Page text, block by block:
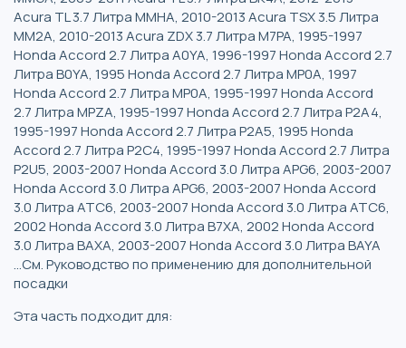
Acura TL 3.7 Литра MMHA, 2010-2013 Acura TSX 3.5 Литра
MM2A, 2010-2013 Acura ZDX 3.7 Литра M7PA, 1995-1997
Honda Accord 2.7 Литра A0YA, 1996-1997 Honda Accord 2.7
Литра B0YA, 1995 Honda Accord 2.7 Литра MP0A, 1997
Honda Accord 2.7 Литра MP0A, 1995-1997 Honda Accord
2.7 Литра MPZA, 1995-1997 Honda Accord 2.7 Литра P2A4,
1995-1997 Honda Accord 2.7 Литра P2A5, 1995 Honda
Accord 2.7 Литра P2C4, 1995-1997 Honda Accord 2.7 Литра
P2U5, 2003-2007 Honda Accord 3.0 Литра APG6, 2003-2007
Honda Accord 3.0 Литра APG6, 2003-2007 Honda Accord
3.0 Литра ATC6, 2003-2007 Honda Accord 3.0 Литра ATC6,
2002 Honda Accord 3.0 Литра B7XA, 2002 Honda Accord
3.0 Литра BAXA, 2003-2007 Honda Accord 3.0 Литра BAYA
...См. Руководство по применению для дополнительной
посадки
Эта часть подходит для: